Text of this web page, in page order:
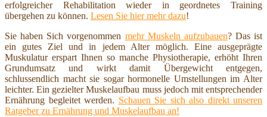
erfolgreicher Rehabilitation wieder in geordnetes Training
übergehen zu können. Lesen Sie hier mehr dazu!
Sie haben Sich vorgenommen mehr Muskeln aufzubauen? Das ist
ein gutes Ziel und in jedem Alter möglich. Eine ausgeprägte
Muskulatur erspart Ihnen so manche Physiotherapie, erhöht Ihren
Grundumsatz und wirkt damit Übergewicht entgegen,
schlussendlich macht sie sogar hormonelle Umstellungen im Alter
leichter. Ein gezielter Muskelaufbau muss jedoch mit entsprechender
Ernährung begleitet werden. Schauen Sie sich also direkt unseren
Ratgeber zu Ernährung und Muskelaufbau an!